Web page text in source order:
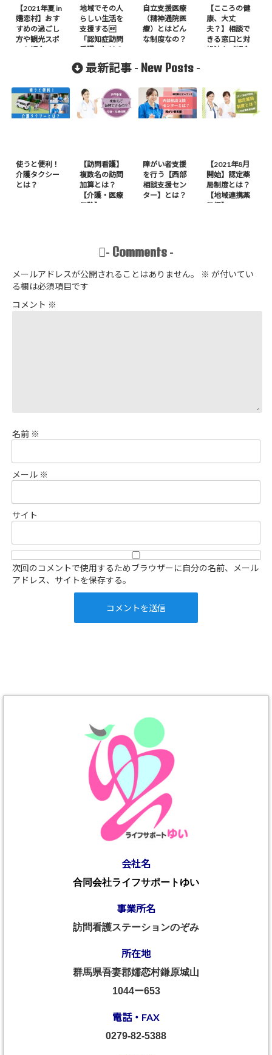
【2021年夏 in
嬬恋村】おす
すめの過ごし
方や観光スポ
ット紹介
地域でその人
らしい生活を
支援する
「認知症訪問
看護」とは？
自立支援医療
（精神通院医
療）とはどん
な制度なの？
【こころの健
康、大丈
夫？】相談で
きる窓口と対
処法をご紹介
最新記事 - New Posts -
使うと便利！
介護タクシー
とは？
【訪問看護】
複数名の訪問
加算とは？
【介護・医療
保険】
障がい者支援
を行う【西部
相談支援セン
ター】とは？
【2021年8月
開始】認定薬
局制度とは？
【地域連携薬
局編】
- Comments -
メールアドレスが公開されることはありません。 ※ が付いてい
る欄は必須項目です
コメント ※
名前 ※
メール ※
サイト
次回のコメントで使用するためブラウザーに自分の名前、メール
アドレス、サイトを保存する。
会社名
合同会社ライフサポートゆい
事業所名
訪問看護ステーションのぞみ
所在地
群馬県吾妻郡嬬恋村鎌原城山
1044ー653
電話・FAX
0279-82-5388